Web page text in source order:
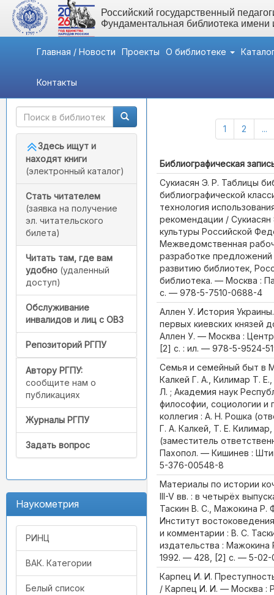
Российский государственный
Фундаментальная библиотека
Главная / Новости Проекты О библиотеке
Контакты
Быстрый доступ
Здесь ищут и
находят книги
(электронный каталог)
Стать читателем
(заявка на получение
эл. читательского
билета)
Читать там, где вам
удобно (удаленный
доступ)
Обслуживание
инвалидов и лиц с ОВЗ
Репозиторий РГПУ
Автору РГПУ:
сообщите нам о
публикациях
Журналы РГПУ
Задать вопрос
Наукометрия
РИНЦ
ВАК. Категории
Белый список
1 2 ...
Библиографическая
Сукиасян Э. Р. Таблицы
библиографической
технология
рекомендации / Сукиасян
культуры Российской
Межведомственная
разработке
развитию библиотек,
библиотека. — Москва :
с. — 978-5-7510-0688-4
Аллен У. История
первых киевских князей
Аллен У. — Москва :
[2] с. : ил. — 978-5-9524-
Семья и семейный быт в
Калкей Г. А., Килимар Т.
Л. ; Академия наук
философии, социологии и
коллегия : А. Н. Рошка
Г. А. Калкей, Т. Е.
(заместитель
Пахопол. — Кишинев :
5-376-00548-8
Материалы по истории
III-V вв. : в четырёх
Таскин В. С., Мажокина Р.
Институт
и комментарии : В. С.
издательства :
1992. — 428, [2] с. — 5-02-
Карпец И. И.
/ Карпец И. И. — Москва :